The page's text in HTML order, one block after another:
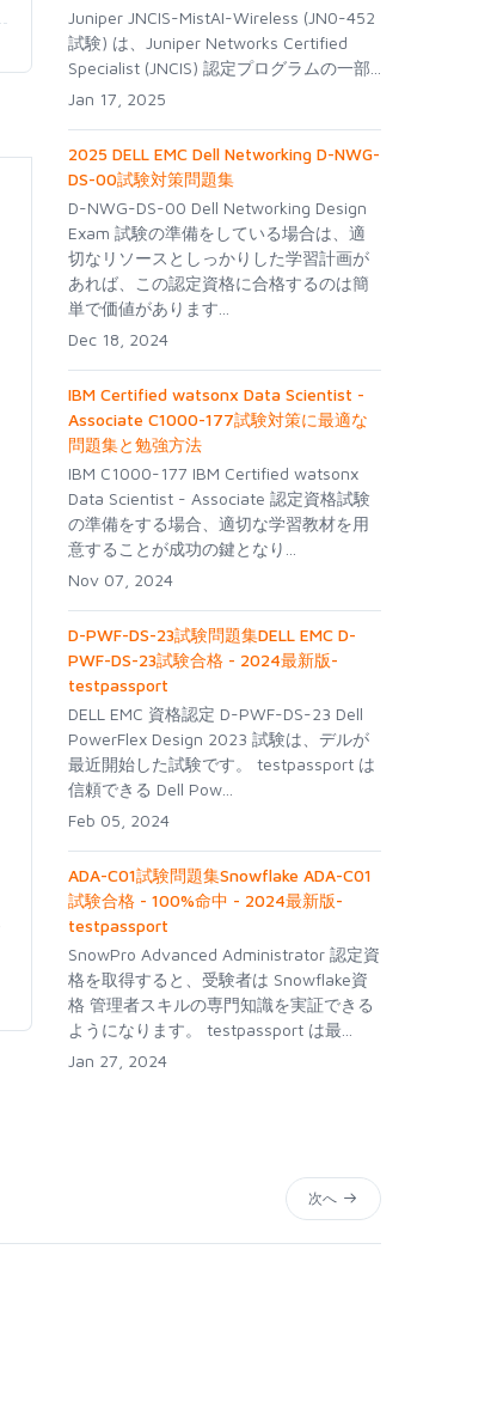
Juniper JNCIS-MistAI-Wireless (JN0-452
試験) は、Juniper Networks Certified
Specialist (JNCIS) 認定プログラムの一部...
Jan 17, 2025
2025 DELL EMC Dell Networking D-NWG-
DS-00試験対策問題集
D-NWG-DS-00 Dell Networking Design
Exam 試験の準備をしている場合は、適
切なリソースとしっかりした学習計画が
あれば、この認定資格に合格するのは簡
単で価値があります...
Dec 18, 2024
IBM Certified watsonx Data Scientist -
Associate C1000-177試験対策に最適な
問題集と勉強方法
IBM C1000-177 IBM Certified watsonx
Data Scientist - Associate 認定資格試験
の準備をする場合、適切な学習教材を用
意することが成功の鍵となり...
Nov 07, 2024
D-PWF-DS-23試験問題集DELL EMC D-
PWF-DS-23試験合格 - 2024最新版-
testpassport
DELL EMC 資格認定 D-PWF-DS-23 Dell
PowerFlex Design 2023 試験は、デルが
最近開始した試験です。 testpassport は
信頼できる Dell Pow...
Feb 05, 2024
ADA-C01試験問題集Snowflake ADA-C01
試験合格 - 100%命中 - 2024最新版-
testpassport
SnowPro Advanced Administrator 認定資
格を取得すると、受験者は Snowflake資
格 管理者スキルの専門知識を実証できる
ようになります。 testpassport は最...
Jan 27, 2024
次へ